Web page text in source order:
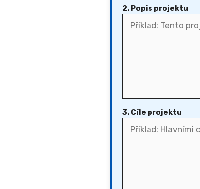
2. Popis projektu
3. Cíle projektu